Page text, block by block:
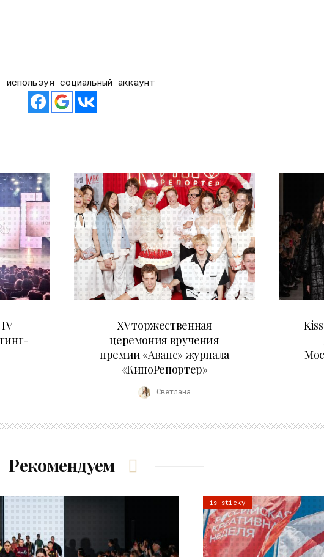
используя социальный аккаунт
XV торжественная
церемония вручения
премии «Аванс» журнала
«КиноРепортер»
Светлана
Рекомендуем
is sticky